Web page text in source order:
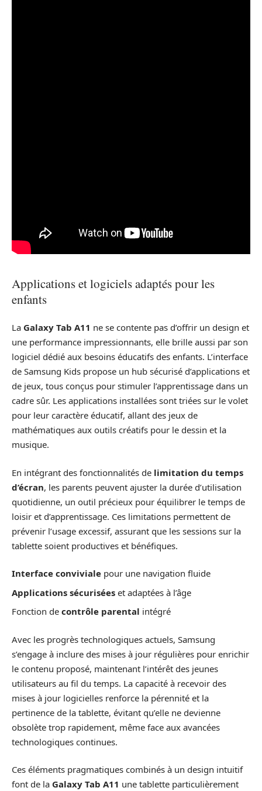
Applications et logiciels adaptés pour les
enfants
La Galaxy Tab A11 ne se contente pas d’offrir un design et
une performance impressionnants, elle brille aussi par son
logiciel dédié aux besoins éducatifs des enfants. L’interface
de Samsung Kids propose un hub sécurisé d’applications et
de jeux, tous conçus pour stimuler l’apprentissage dans un
cadre sûr. Les applications installées sont triées sur le volet
pour leur caractère éducatif, allant des jeux de
mathématiques aux outils créatifs pour le dessin et la
musique.
En intégrant des fonctionnalités de limitation du temps
d’écran, les parents peuvent ajuster la durée d’utilisation
quotidienne, un outil précieux pour équilibrer le temps de
loisir et d’apprentissage. Ces limitations permettent de
prévenir l’usage excessif, assurant que les sessions sur la
tablette soient productives et bénéfiques.
Interface conviviale pour une navigation fluide
Applications sécurisées et adaptées à l’âge
Fonction de contrôle parental intégré
Avec les progrès technologiques actuels, Samsung
s’engage à inclure des mises à jour régulières pour enrichir
le contenu proposé, maintenant l’intérêt des jeunes
utilisateurs au fil du temps. La capacité à recevoir des
mises à jour logicielles renforce la pérennité et la
pertinence de la tablette, évitant qu’elle ne devienne
obsolète trop rapidement, même face aux avancées
technologiques continues.
Ces éléments pragmatiques combinés à un design intuitif
font de la Galaxy Tab A11 une tablette particulièrement